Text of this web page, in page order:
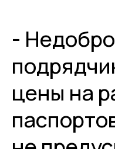
-
цены на